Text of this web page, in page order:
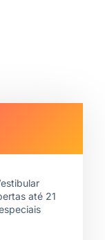
até 21